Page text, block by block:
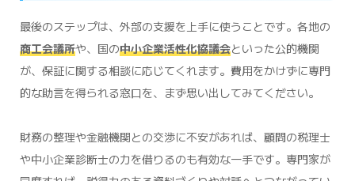
最後のステップは、外部の支援を上手に使うことです。各地の
商工会議所や、国の中小企業活性化協議会といった公的機関
が、保証に関する相談に応じてくれます。費用をかけずに専門
的な助言を得られる窓口を、まず思い出してみてください。
財務の整理や金融機関との交渉に不安があれば、顧問の税理士
や中小企業診断士の力を借りるのも有効な一手です。専門家が